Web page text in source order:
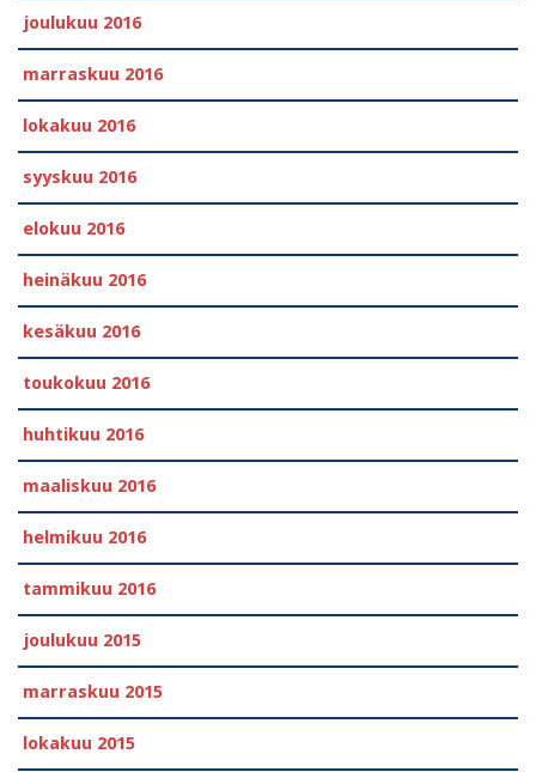
joulukuu 2016
marraskuu 2016
lokakuu 2016
syyskuu 2016
elokuu 2016
heinäkuu 2016
kesäkuu 2016
toukokuu 2016
huhtikuu 2016
maaliskuu 2016
helmikuu 2016
tammikuu 2016
joulukuu 2015
marraskuu 2015
lokakuu 2015